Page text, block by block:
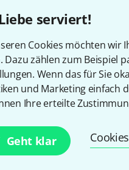
serviert!
Cookies möchten wir
Dazu zählen zum Beispiel
Wenn das für Sie
und Marketing einfach
Ihre erteilte
Geht klar
Moeck
Soprano
47 €